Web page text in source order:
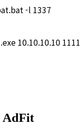
-l 1337
10.10.10.10 1111